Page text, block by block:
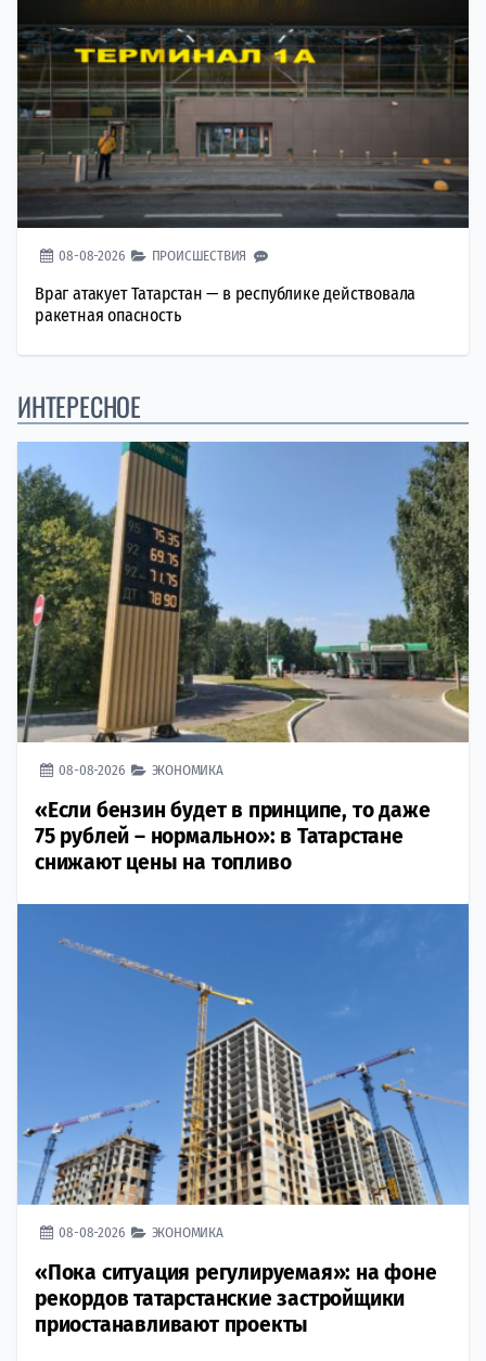
08-08-2026 ПРОИСШЕСТВИЯ
Враг атакует Татарстан — в республике действовала
ракетная опасность
ИНТЕРЕСНОЕ
08-08-2026 ЭКОНОМИКА
«Если бензин будет в принципе, то даже
75 рублей – нормально»: в Татарстане
снижают цены на топливо
08-08-2026 ЭКОНОМИКА
«Пока ситуация регулируемая»: на фоне
рекордов татарстанские застройщики
приостанавливают проекты